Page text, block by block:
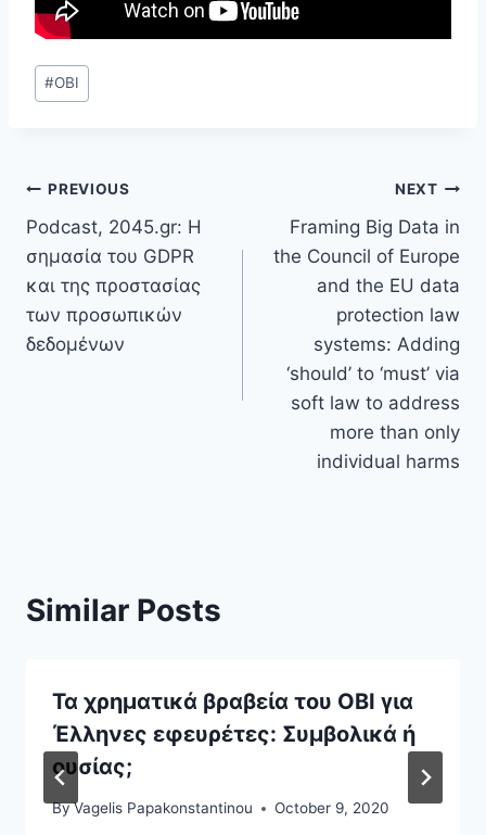
Post
Tags:
#ΟΒΙ
Post
navigation
PREVIOUS
Podcast, 2045.gr: Η
σημασία του GDPR
και της προστασίας
των προσωπικών
δεδομένων
NEXT
Framing Big Data in
the Council of Europe
and the EU data
protection law
systems: Adding
‘should’ to ‘must’ via
soft law to address
more than only
individual harms
Similar Posts
Τα χρηματικά βραβεία του ΟΒΙ για
Έλληνες εφευρέτες: Συμβολικά ή
ουσίας;
ByVagelis Papakonstantinou October 9, 2020